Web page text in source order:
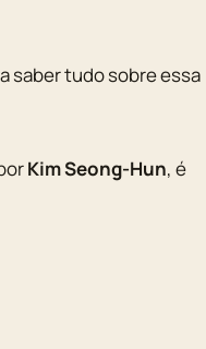
saber tudo sobre essa
Kim Seong-Hun, é